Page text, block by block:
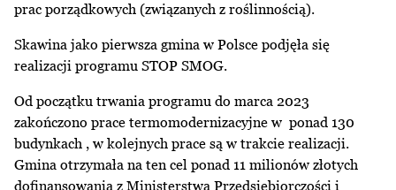
prac porządkowych (związanych z roślinnością).
Skawina jako pierwsza gmina w Polsce podjęła się
realizacji programu STOP SMOG.
Od początku trwania programu do marca 2023
zakończono prace termomodernizacyjne w ponad 130
budynkach , w kolejnych prace są w trakcie realizacji.
Gmina otrzymała na ten cel ponad 11 milionów złotych
dofinansowania z Ministerstwa Przedsiębiorczości i